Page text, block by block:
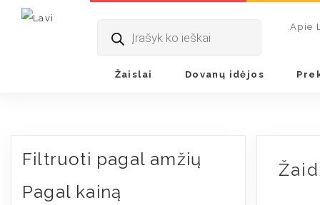
search
Apie
Žaislai Dovanų idėjos
Pradžia Dovanų idėjos/ Žaidžiame šokius
Filtruoti pagal amžių
Pagal kainą